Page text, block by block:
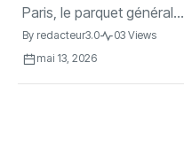
Paris, le parquet général...
By redacteur3.0
03 Views
mai 13, 2026